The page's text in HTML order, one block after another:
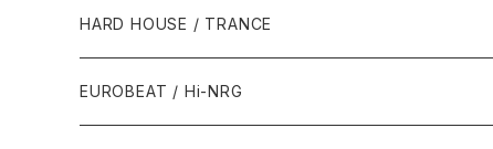
1980年代
1987年・以前
1990年代
HARD HOUSE / TRANCE
1990年代
EUROBEAT / Hi-NRG